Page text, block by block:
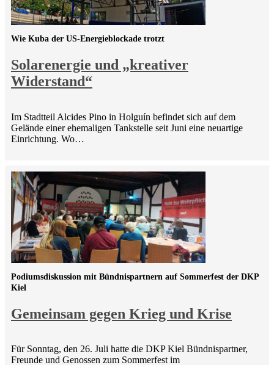
Solarenergie und „kreativer
Widerstand“
Wie Kuba der US-Energieblockade trotzt
Im Stadtteil Alcides Pino in Holguín befindet sich auf dem
Gelände einer ehemaligen Tankstelle seit Juni eine neuartige
Einrichtung. Wo…
Gemeinsam gegen Krieg und Krise
Podiumsdiskussion mit Bündnispartnern auf Sommerfest der DKP
Kiel
Für Sonntag, den 26. Juli hatte die DKP Kiel Bündnispartner,
Freunde und Genossen zum Sommerfest im